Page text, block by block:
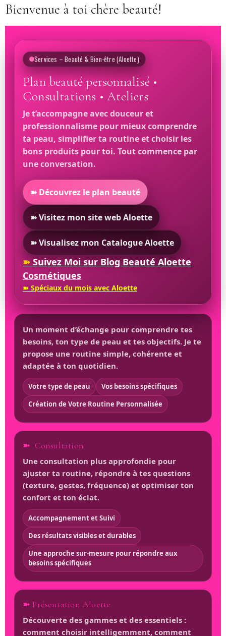
Bienvenue à toi chère beauté!
Services – Beauté & Bien-être (Aloette)
Plan beauté personnalisé •
Consultations • Ateliers
Je t’accompagne avec douceur et
professionnalisme pour mieux comprendre
ta peau, simplifier ta routine et choisir les
bons produits pour toi. Tout commence par
une conversation.
➽ Découvrez le plan beauté
➽ Visitez mon site web Aloette
➽ Visualisez mon Catalogue Aloette
➽Suivez Moi sur Blog Beauté Aloette
Cosmétiques
➽ Spéciaux du mois avec Aloette
Un moment d’échange pour comprendre tes
besoins, ton type de peau et tes objectifs. Je te
propose une routine simple, cohérente et
adaptée à ton quotidien.
Votre type de peau
Vos besoins spécifiques
Création de Votre Routine Personnalisée
➽ Consultation
Une consultation plus approfondie pour
ajuster ta routine, répondre à tes questions
(texture, gestes, fréquence) et optimiser ton
confort et ton éclat.
Accompagnement et Suivi
Des résultats visibles et durables
Une approche sur-mesure pour répondre aux
besoins spécifiques
➽ Présentation Aloette
Découverte des gammes et des essentiels :
comment choisir intelligemment, comment